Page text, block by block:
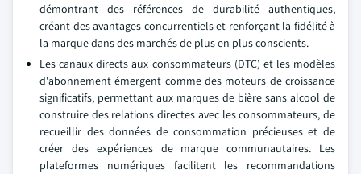
démontrant des références de durabilité authentiques,
créant des avantages concurrentiels et renforçant la fidélité à
la marque dans des marchés de plus en plus conscients.
Les canaux directs aux consommateurs (DTC) et les modèles
d'abonnement émergent comme des moteurs de croissance
significatifs, permettant aux marques de bière sans alcool de
construire des relations directes avec les consommateurs, de
recueillir des données de consommation précieuses et de
créer des expériences de marque communautaires. Les
plateformes numériques facilitent les recommandations